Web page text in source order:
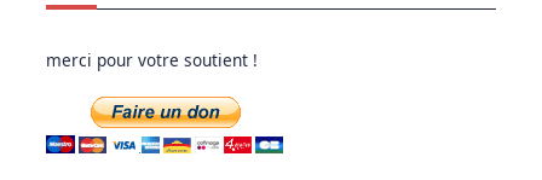
merci pour votre soutient !